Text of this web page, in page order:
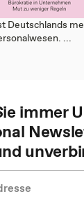
Deutschlands
...
immer